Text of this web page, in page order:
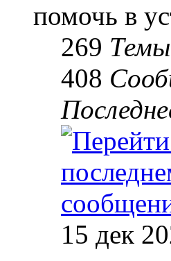
помочь в
269 Темы
408
15 дек